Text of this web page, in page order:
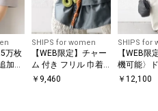
万枚
加予
SH
SHIPS for women
【WEB限定】チャー
ム 付き フリル 巾着
ショルダー
￥ 9,460
SHIPS for
【WEB限
機可能〉
イカー パ
￥12,100